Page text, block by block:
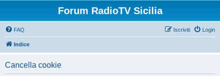
Forum RadioTV Sicilia
FAQ Login
Iscriviti
Indice
Cancella cookie